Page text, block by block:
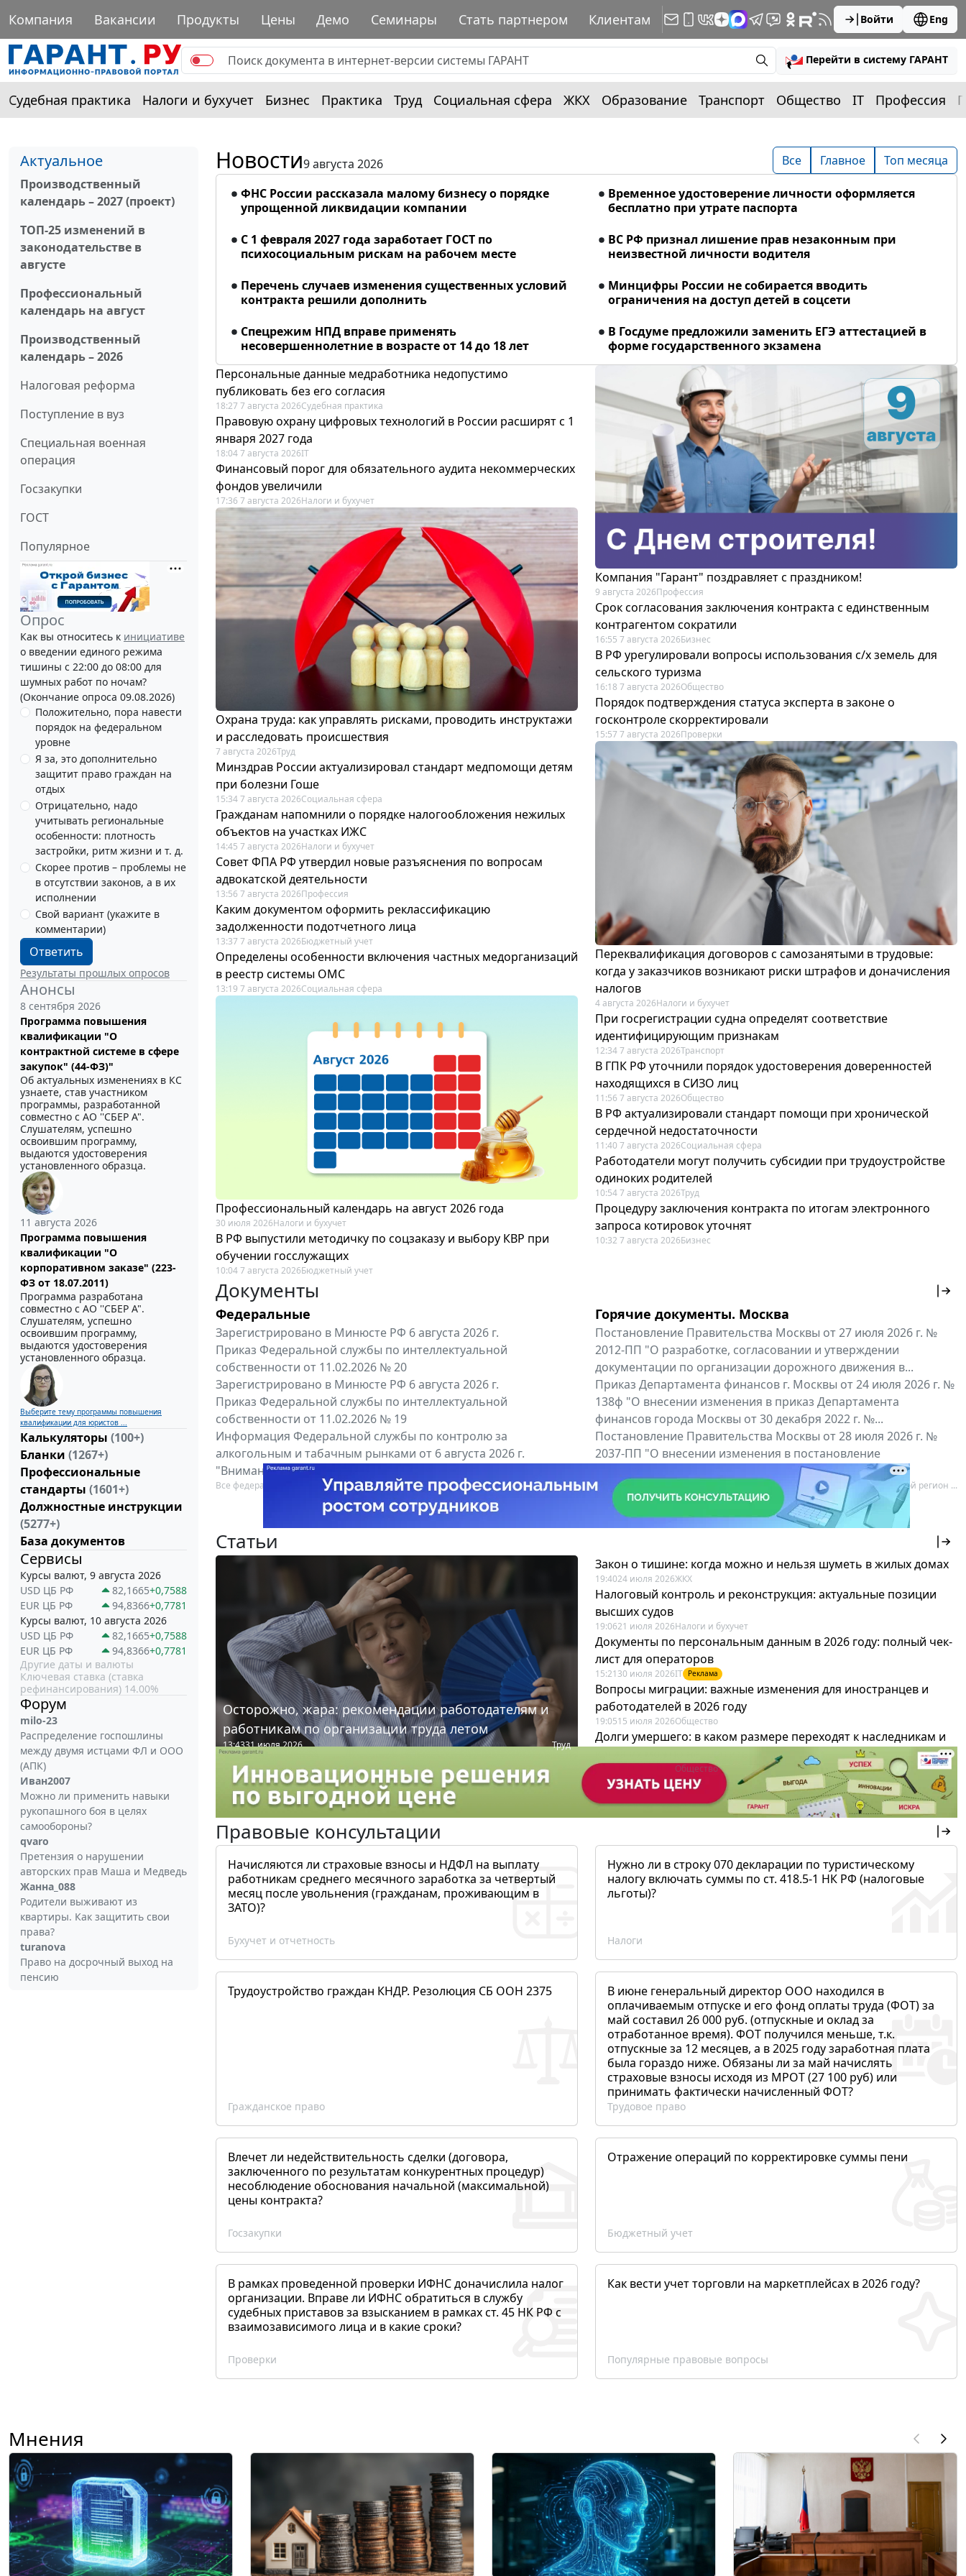
Компания Вакансии Продукты Цены Демо Семинары Стать партнером Клиентам Войти Eng
Перейти в систему ГАРАНТ
Судебная практика Налоги и бухучет Бизнес Практика Труд Социальная сфера ЖКХ Образование Транспорт Общество IT Профессия
Актуальное
Производственный
календарь – 2027 (проект)
ТОП-25 изменений в
законодательстве в
августе
Профессиональный
календарь на август
Производственный
календарь – 2026
Налоговая реформа
Поступление в вуз
Специальная военная
операция
Госзакупки
ГОСТ
Популярное
Опрос
Как вы относитесь к инициативе
о введении единого режима
тишины с 22:00 до 08:00 для
шумных работ по ночам?
(Окончание опроса 09.08.2026)
Положительно, пора навести
порядок на федеральном
уровне
Я за, это дополнительно
защитит право граждан на
отдых
Отрицательно, надо
учитывать региональные
особенности: плотность
застройки, ритм жизни и т. д.
Скорее против – проблемы не
в отсутствии законов, а в их
исполнении
Свой вариант (укажите в
комментарии)
Ответить
Результаты прошлых опросов
Анонсы
8 сентября 2026
Программа повышения
квалификации "О
контрактной системе в сфере
закупок" (44-ФЗ)"
Об актуальных изменениях в КС
узнаете, став участником
программы, разработанной
совместно с АО ''СБЕР А".
Слушателям, успешно
освоившим программу,
выдаются удостоверения
установленного образца.
11 августа 2026
Программа повышения
квалификации "О
корпоративном заказе" (223-
ФЗ от 18.07.2011)
Программа разработана
совместно с АО ''СБЕР А".
Слушателям, успешно
освоившим программу,
выдаются удостоверения
установленного образца.
Выберите тему программы повышения
квалификации для юристов ...
Калькуляторы (100+)
Бланки (1267+)
Профессиональные
стандарты (1601+)
Должностные инструкции
(5277+)
База документов
Сервисы
Курсы валют, 9 августа 2026
USD ЦБ РФ
82,1665+0,7588
EUR ЦБ РФ
94,8366+0,7781
Курсы валют, 10 августа 2026
USD ЦБ РФ
82,1665+0,7588
EUR ЦБ РФ
94,8366+0,7781
Другие даты и валюты
Ключевая ставка (ставка
рефинансирования) 14.00%
Форум
milo-23
Распределение госпошлины
между двумя истцами ФЛ и ООО
(АПК)
Иван2007
Можно ли применить навыки
рукопашного боя в целях
самообороны?
qvaro
Претензия о нарушении
авторских прав Маша и Медведь
Жанна_088
Родители выживают из
квартиры. Как защитить свои
права?
turanova
Право на досрочный выход на
пенсию
Новости9 августа 2026 Все Главное Топ месяца
ФНС России рассказала малому бизнесу о порядке
упрощенной ликвидации компании
Временное удостоверение личности оформляется
бесплатно при утрате паспорта
С 1 февраля 2027 года заработает ГОСТ по
психосоциальным рискам на рабочем месте
ВС РФ признал лишение прав незаконным при
неизвестной личности водителя
Перечень случаев изменения существенных условий
контракта решили дополнить
Минцифры России не собирается вводить
ограничения на доступ детей в соцсети
Спецрежим НПД вправе применять
несовершеннолетние в возрасте от 14 до 18 лет
В Госдуме предложили заменить ЕГЭ аттестацией в
форме государственного экзамена
Персональные данные медработника недопустимо
публиковать без его согласия
18:27 7 августа 2026Судебная практика
Правовую охрану цифровых технологий в России расширят с 1
января 2027 года
18:04 7 августа 2026IT
Финансовый порог для обязательного аудита некоммерческих
фондов увеличили
17:36 7 августа 2026Налоги и бухучет
Охрана труда: как управлять рисками, проводить инструктажи
и расследовать происшествия
7 августа 2026Труд
Минздрав России актуализировал стандарт медпомощи детям
при болезни Гоше
15:34 7 августа 2026Социальная сфера
Гражданам напомнили о порядке налогообложения нежилых
объектов на участках ИЖС
14:45 7 августа 2026Налоги и бухучет
Совет ФПА РФ утвердил новые разъяснения по вопросам
адвокатской деятельности
13:56 7 августа 2026Профессия
Каким документом оформить реклассификацию
задолженности подотчетного лица
13:37 7 августа 2026Бюджетный учет
Определены особенности включения частных медорганизаций
в реестр системы ОМС
13:19 7 августа 2026Социальная сфера
Профессиональный календарь на август 2026 года
30 июля 2026Налоги и бухучет
В РФ выпустили методичку по соцзаказу и выбору КВР при
обучении госслужащих
10:04 7 августа 2026Бюджетный учет
Компания "Гарант" поздравляет с праздником!
9 августа 2026Профессия
Срок согласования заключения контракта с единственным
контрагентом сократили
16:55 7 августа 2026Бизнес
В РФ урегулировали вопросы использования с/х земель для
сельского туризма
16:18 7 августа 2026Общество
Порядок подтверждения статуса эксперта в законе о
госконтроле скорректировали
15:57 7 августа 2026Проверки
Переквалификация договоров с самозанятыми в трудовые:
когда у заказчиков возникают риски штрафов и доначисления
налогов
4 августа 2026Налоги и бухучет
При госрегистрации судна определят соответствие
идентифицирующим признакам
12:34 7 августа 2026Транспорт
В ГПК РФ уточнили порядок удостоверения доверенностей
находящихся в СИЗО лиц
11:56 7 августа 2026Общество
В РФ актуализировали стандарт помощи при хронической
сердечной недостаточности
11:40 7 августа 2026Социальная сфера
Работодатели могут получить субсидии при трудоустройстве
одиноких родителей
10:54 7 августа 2026Труд
Процедуру заключения контракта по итогам электронного
запроса котировок уточнят
10:32 7 августа 2026Бизнес
Документы
Федеральные
Зарегистрировано в Минюсте РФ 6 августа 2026 г.
Приказ Федеральной службы по интеллектуальной
собственности от 11.02.2026 № 20
Зарегистрировано в Минюсте РФ 6 августа 2026 г.
Приказ Федеральной службы по интеллектуальной
собственности от 11.02.2026 № 19
Информация Федеральной службы по контролю за
алкогольным и табачным рынками от 6 августа 2026 г.
"Вниманию производителей и импортёров алкогольной...
Все федеральные документы
Горячие документы. Москва
Постановление Правительства Москвы от 27 июля 2026 г. №
2012-ПП "О разработке, согласовании и утверждении
документации по организации дорожного движения в...
Приказ Департамента финансов г. Москвы от 24 июля 2026 г. №
138ф "О внесении изменения в приказ Департамента
финансов города Москвы от 30 декабря 2022 г. №...
Постановление Правительства Москвы от 28 июля 2026 г. №
2037-ПП "О внесении изменения в постановление
Правительства Москвы от 26 июля 2011 г. № 334-ПП"
Все региональные документы Мой регион ...
Статьи
Осторожно, жара: рекомендации работодателям и
работникам по организации труда летом
13:4331 июля 2026 Труд
Закон о тишине: когда можно и нельзя шуметь в жилых домах
19:4024 июля 2026ЖКХ
Налоговый контроль и реконструкция: актуальные позиции
высших судов
19:0621 июля 2026Налоги и бухучет
Документы по персональным данным в 2026 году: полный чек-
лист для операторов
15:21 30 июля 2026IT Реклама
Вопросы миграции: важные изменения для иностранцев и
работодателей в 2026 году
19:0515 июля 2026Общество
Долги умершего: в каком размере переходят к наследникам и
19:43 Общество
Правовые консультации
Начисляются ли страховые взносы и НДФЛ на выплату
работникам среднего месячного заработка за четвертый
месяц после увольнения (гражданам, проживающим в
ЗАТО)?
Бухучет и отчетность
Нужно ли в строку 070 декларации по туристическому
налогу включать суммы по ст. 418.5-1 НК РФ (налоговые
льготы)?
Налоги
Трудоустройство граждан КНДР. Резолюция СБ ООН 2375
Гражданское право
В июне генеральный директор ООО находился в
оплачиваемым отпуске и его фонд оплаты труда (ФОТ) за
май составил 26 000 руб. (отпускные и оклад за
отработанное время). ФОТ получился меньше, т.к.
отпускные за 12 месяцев, а в 2025 году заработная плата
была гораздо ниже. Обязаны ли за май начислять
страховые взносы исходя из МРОТ (27 100 руб) или
принимать фактически начисленный ФОТ?
Трудовое право
Влечет ли недействительность сделки (договора,
заключенного по результатам конкурентных процедур)
несоблюдение обоснования начальной (максимальной)
цены контракта?
Госзакупки
Отражение операций по корректировке суммы пени
Бюджетный учет
В рамках проведенной проверки ИФНС доначислила налог
организации. Вправе ли ИФНС обратиться в службу
судебных приставов за взысканием в рамках ст. 45 НК РФ с
взаимозависимого лица и в какие сроки?
Проверки
Как вести учет торговли на маркетплейсах в 2026 году?
Популярные правовые вопросы
Мнения